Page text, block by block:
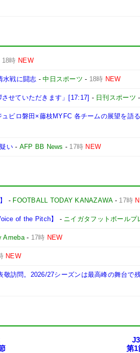
18時 NEW
水戦に闘志 -中日スポーツ - 18時 NEW
せていただきます」[17:17] - 日刊スポーツ -
ビロ磐田×藤枝MYFC 各チームの展望を語
い- AFP BB News - 17時 NEW
- FOOTBALL TODAY KANAZAWA- 17時
of the Pitch】 - ニイガタフットボールプ
Ameba- 17時 NEW
NEW
訪問。2026/27シーズンは最高峰の舞台で
J3
第1